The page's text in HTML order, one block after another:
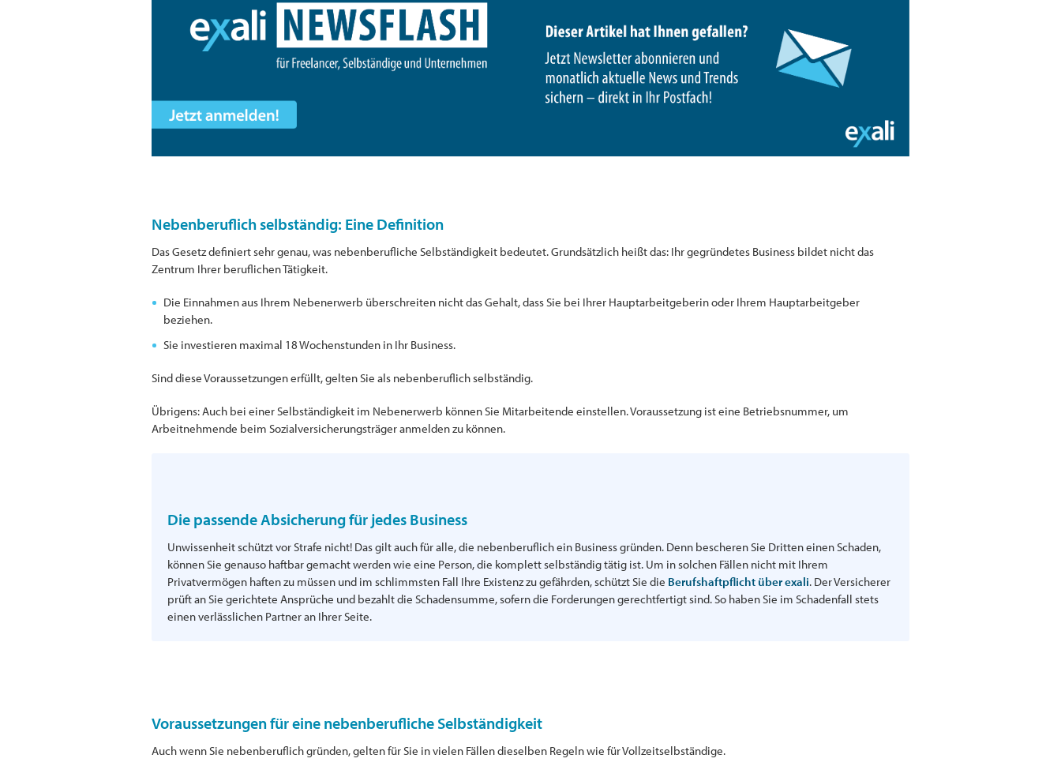
Nebenberuflich selbständig: Eine Definition
Das Gesetz definiert sehr genau, was nebenberufliche Selbständigkeit bedeutet. Grundsätzlich heißt das: Ihr gegründetes Business bildet nicht das
Zentrum Ihrer beruflichen Tätigkeit.
Die Einnahmen aus Ihrem Nebenerwerb überschreiten nicht das Gehalt, dass Sie bei Ihrer Hauptarbeitgeberin oder Ihrem Hauptarbeitgeber
beziehen.
Sie investieren maximal 18 Wochenstunden in Ihr Business.
Sind diese Voraussetzungen erfüllt, gelten Sie als nebenberuflich selbständig.
Übrigens: Auch bei einer Selbständigkeit im Nebenerwerb können Sie Mitarbeitende einstellen. Voraussetzung ist eine Betriebsnummer, um
Arbeitnehmende beim Sozialversicherungsträger anmelden zu können.
Die passende Absicherung für jedes Business
Unwissenheit schützt vor Strafe nicht! Das gilt auch für alle, die nebenberuflich ein Business gründen. Denn bescheren Sie Dritten einen Schaden,
können Sie genauso haftbar gemacht werden wie eine Person, die komplett selbständig tätig ist. Um in solchen Fällen nicht mit Ihrem
Privatvermögen haften zu müssen und im schlimmsten Fall Ihre Existenz zu gefährden, schützt Sie die Berufshaftpflicht über exali. Der Versicherer
prüft an Sie gerichtete Ansprüche und bezahlt die Schadensumme, sofern die Forderungen gerechtfertigt sind. So haben Sie im Schadenfall stets
einen verlässlichen Partner an Ihrer Seite.
Voraussetzungen für eine nebenberufliche Selbständigkeit
Auch wenn Sie nebenberuflich gründen, gelten für Sie in vielen Fällen dieselben Regeln wie für Vollzeitselbständige.